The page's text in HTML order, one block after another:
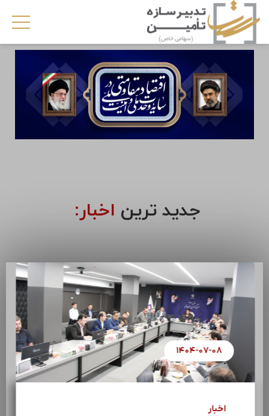
جدید ترین اخبار:
۱۴۰۴-۰۷-۰۸
اخبار